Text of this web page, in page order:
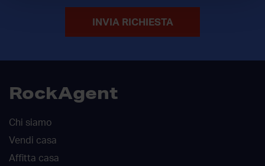
INVIA RICHIESTA
RockAgent
Chi siamo
Vendi casa
Affitta casa